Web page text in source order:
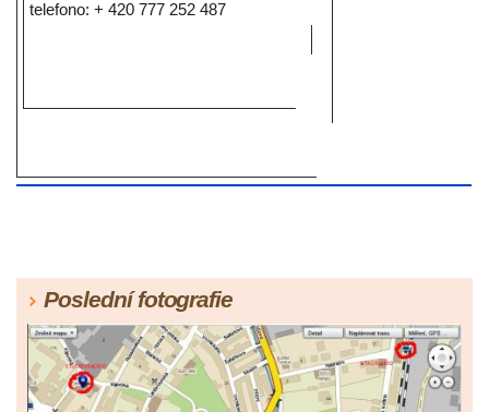
telefono: + 420 777 252 487
Poslední fotografie